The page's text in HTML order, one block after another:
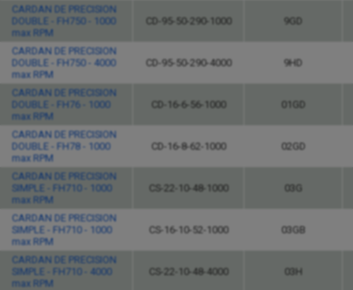
CARDAN DE PRECISION
DOUBLE - FH750 - 1000
max RPM
CD-95-50-290-1000 9GD
CARDAN DE PRECISION
DOUBLE - FH750 - 4000
max RPM
CD-95-50-290-4000 9HD
CARDAN DE PRECISION
DOUBLE - FH76 - 1000
max RPM
CD-16-6-56-1000 01GD
CARDAN DE PRECISION
DOUBLE - FH78 - 1000
max RPM
CD-16-8-62-1000 02GD
CARDAN DE PRECISION
SIMPLE - FH710 - 1000
max RPM
CS-22-10-48-1000 03G
CARDAN DE PRECISION
SIMPLE - FH710 - 1000
max RPM
CS-16-10-52-1000 03GB
CARDAN DE PRECISION
SIMPLE - FH710 - 4000
max RPM
CS-22-10-48-4000 03H